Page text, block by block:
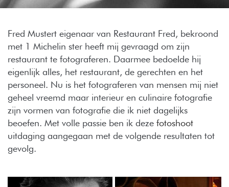
Fred Mustert eigenaar van Restaurant Fred, bekroond
met 1 Michelin ster heeft mij gevraagd om zijn
restaurant te fotograferen. Daarmee bedoelde hij
eigenlijk alles, het restaurant, de gerechten en het
personeel. Nu is het fotograferen van mensen mij niet
geheel vreemd maar interieur en culinaire fotografie
zijn vormen van fotografie die ik niet dagelijks
beoefen. Met volle passie ben ik deze fotoshoot
uitdaging aangegaan met de volgende resultaten tot
gevolg.